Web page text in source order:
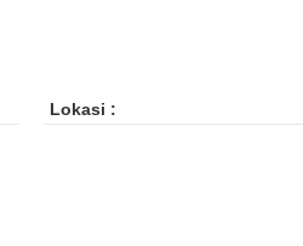
Lokasi :